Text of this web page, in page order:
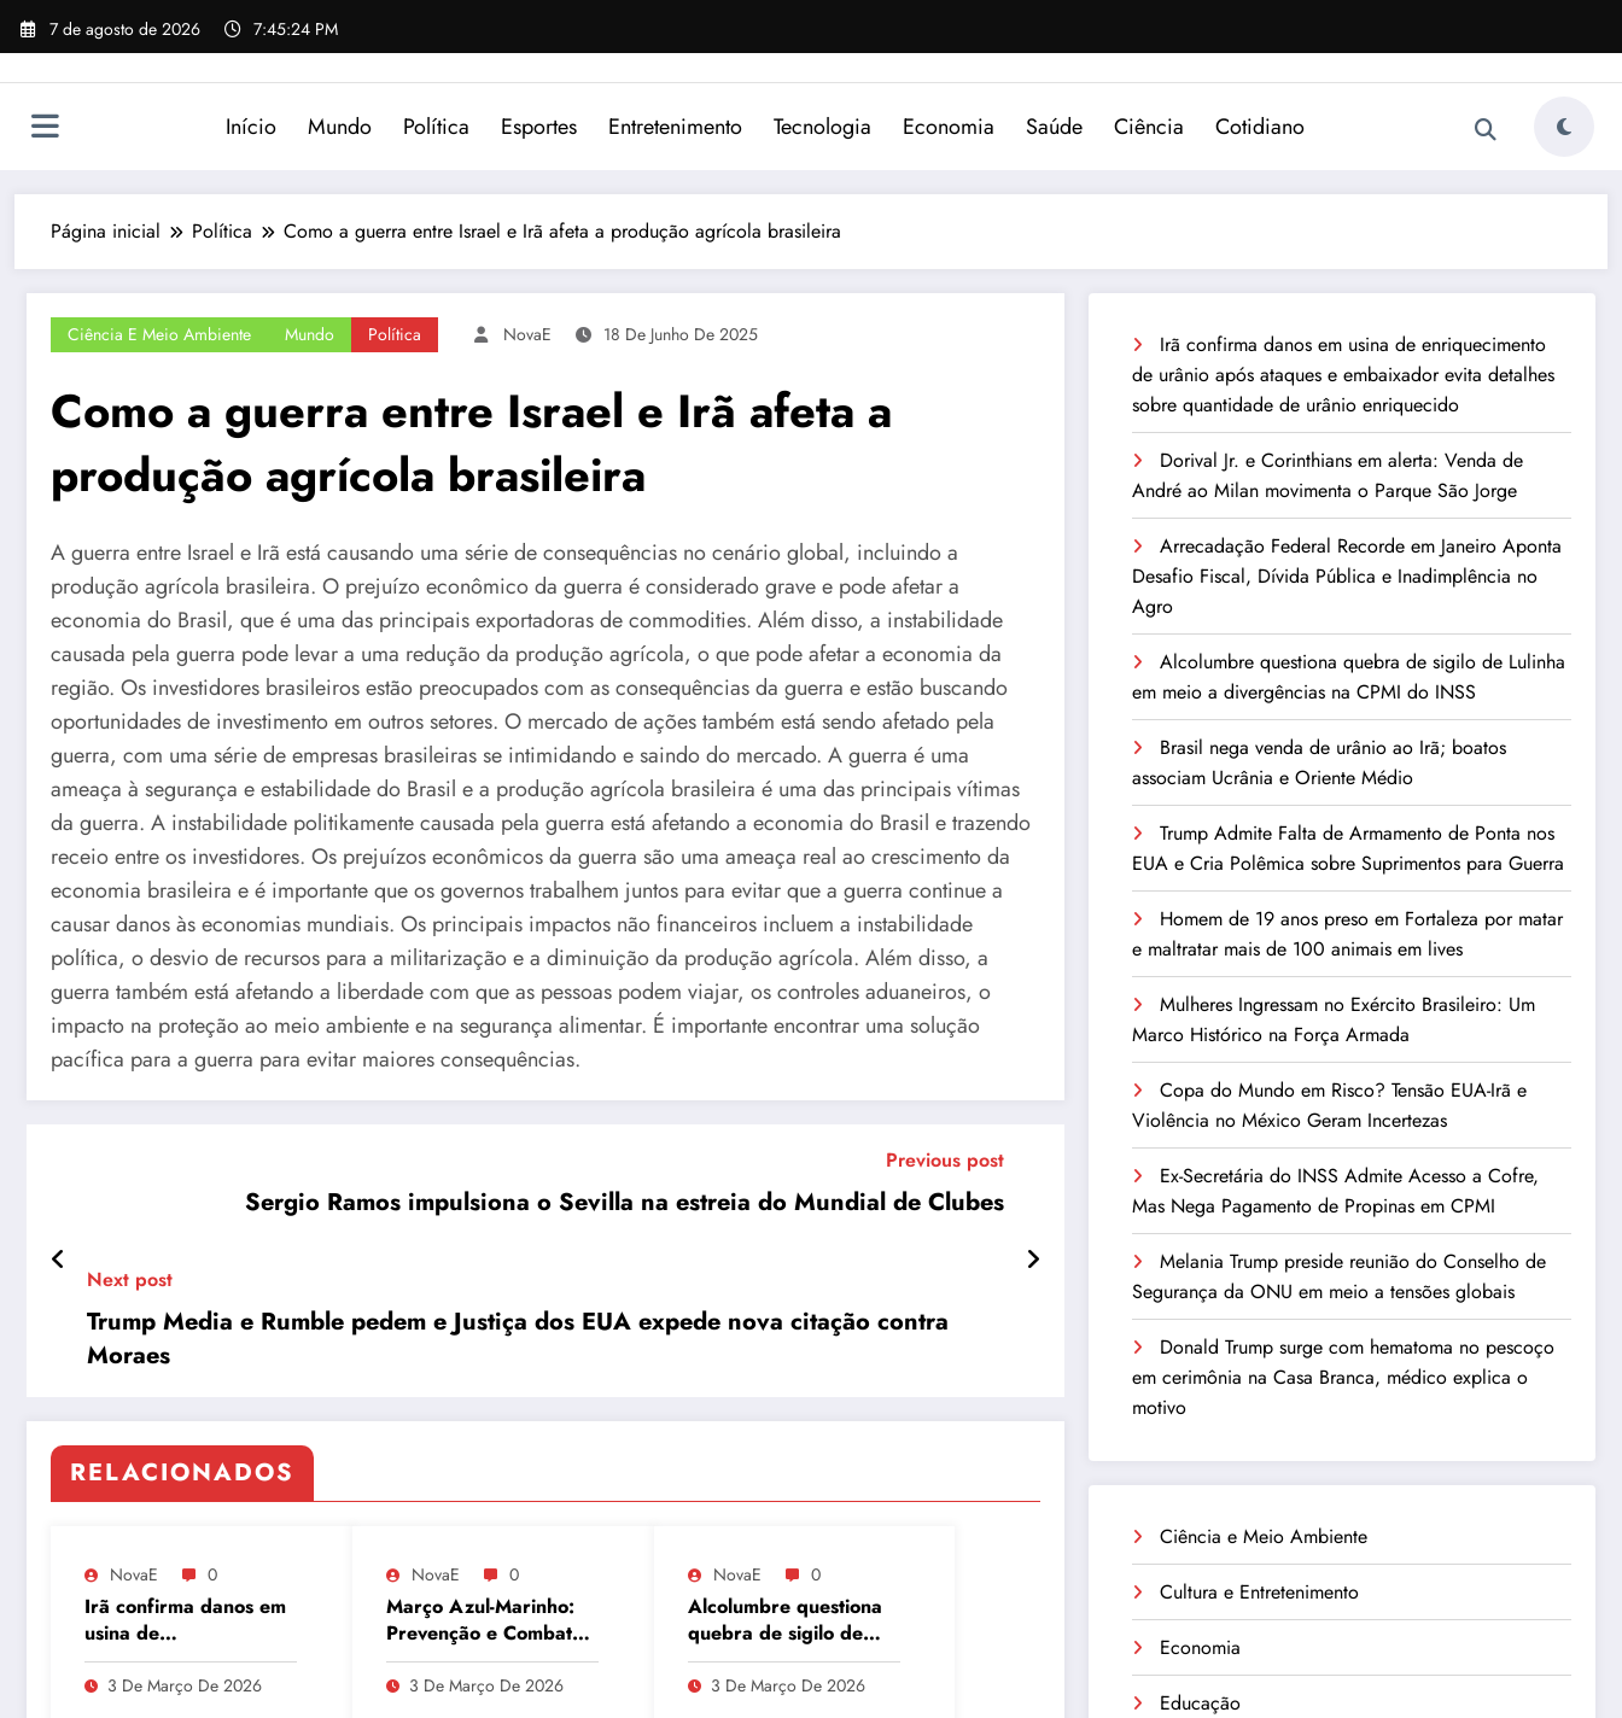
Pular
para
7 de agosto de 2026 7:45:24 PM
Início Mundo Política Esportes Entretenimento Tecnologia Economia Saúde Ciência Cotidiano
Página inicial Política Como a guerra entre Israel e Irã afeta a produção agrícola brasileira
Ciência E Meio Ambiente Mundo Política NovaE 18 De Junho De 2025
Como a guerra entre Israel e Irã afeta a
produção agrícola brasileira
A guerra entre Israel e Irã está causando uma série de consequências no cenário global, incluindo a
produção agrícola brasileira. O prejuízo econômico da guerra é considerado grave e pode afetar a
economia do Brasil, que é uma das principais exportadoras de commodities. Além disso, a instabilidade
causada pela guerra pode levar a uma redução da produção agrícola, o que pode afetar a economia da
região. Os investidores brasileiros estão preocupados com as consequências da guerra e estão buscando
oportunidades de investimento em outros setores. O mercado de ações também está sendo afetado pela
guerra, com uma série de empresas brasileiras se intimidando e saindo do mercado. A guerra é uma
ameaça à segurança e estabilidade do Brasil e a produção agrícola brasileira é uma das principais vítimas
da guerra. A instabilidade politikamente causada pela guerra está afetando a economia do Brasil e trazendo
receio entre os investidores. Os prejuízos econômicos da guerra são uma ameaça real ao crescimento da
economia brasileira e é importante que os governos trabalhem juntos para evitar que a guerra continue a
causar danos às economias mundiais. Os principais impactos não financeiros incluem a instabilidade
política, o desvio de recursos para a militarização e a diminuição da produção agrícola. Além disso, a
guerra também está afetando a liberdade com que as pessoas podem viajar, os controles aduaneiros, o
impacto na proteção ao meio ambiente e na segurança alimentar. É importante encontrar uma solução
pacífica para a guerra para evitar maiores consequências.
Previous post
Sergio Ramos impulsiona o Sevilla na estreia do Mundial de Clubes
Next post
Trump Media e Rumble pedem e Justiça dos EUA expede nova citação contra
Moraes
RELACIONADOS
NovaE 0
Irã confirma danos em
usina de
enriquecimento de
urânio após ataques e
3 De Março De 2026
NovaE 0
Março Azul-Marinho:
Prevenção e Combate
ao Câncer Colorretal
com Atividades Físicas
3 De Março De 2026
NovaE 0
Alcolumbre questiona
quebra de sigilo de
Lulinha em meio a
divergências na CPMI
3 De Março De 2026
Irã confirma danos em usina de enriquecimento
de urânio após ataques e embaixador evita detalhes
sobre quantidade de urânio enriquecido
Dorival Jr. e Corinthians em alerta: Venda de
André ao Milan movimenta o Parque São Jorge
Arrecadação Federal Recorde em Janeiro Aponta
Desafio Fiscal, Dívida Pública e Inadimplência no
Agro
Alcolumbre questiona quebra de sigilo de Lulinha
em meio a divergências na CPMI do INSS
Brasil nega venda de urânio ao Irã; boatos
associam Ucrânia e Oriente Médio
Trump Admite Falta de Armamento de Ponta nos
EUA e Cria Polêmica sobre Suprimentos para Guerra
Homem de 19 anos preso em Fortaleza por matar
e maltratar mais de 100 animais em lives
Mulheres Ingressam no Exército Brasileiro: Um
Marco Histórico na Força Armada
Copa do Mundo em Risco? Tensão EUA-Irã e
Violência no México Geram Incertezas
Ex-Secretária do INSS Admite Acesso a Cofre,
Mas Nega Pagamento de Propinas em CPMI
Melania Trump preside reunião do Conselho de
Segurança da ONU em meio a tensões globais
Donald Trump surge com hematoma no pescoço
em cerimônia na Casa Branca, médico explica o
motivo
Ciência e Meio Ambiente
Cultura e Entretenimento
Economia
Educação